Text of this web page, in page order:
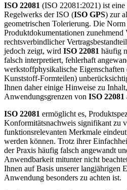
ISO 22081 (ISO 22081:2021) ist
Regelwerks der ISO (ISO GPS) zur
geometrischen Tolerierung. Die
Produktdokumentationen
rechtsverbindlicher
jedoch zeigt, wird ISO 22081 häufig
falsch interpretiert, fehlerhaft
werkstoffphysikalische
Kunststoff-Formteilen)
Ihnen daher einige Hinweise zu
Anwendungsgrenzen von ISO 22081
ISO 22081 ermöglicht es,
Konformitäts­nach­weis signifikant zu
funktionsrelevanten Merk­male
werden können. Trotz ihrer
der Praxis häufig falsch angewandt
Anwendbarkeit mitunter nicht
Ihnen auf Basis unserer langjährigen
Anwendung besonders zu achten ist.